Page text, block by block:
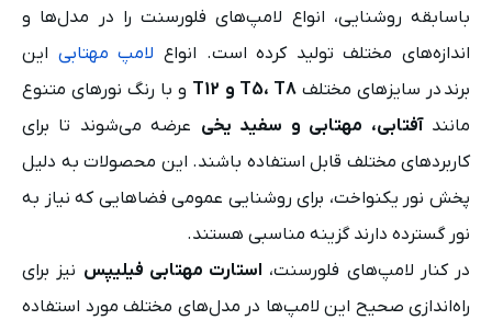
باسابقه روشنایی، انواع لامپ‌های فلورسنت را در مدل‌ها و
اندازه‌های مختلف تولید کرده است. انواع لامپ مهتابی این
برند در سایزهای مختلفT5، T8 و T12
و با رنگ نورهای متنوع
مانندآفتابی، مهتابی و سفید یخی عرضه می‌شوند تا برای
کاربردهای مختلف قابل استفاده باشند. این محصولات به دلیل
پخش نور یکنواخت، برای روشنایی عمومی فضاهایی که نیاز به
نور گسترده دارند گزینه مناسبی هستند.
در کنار لامپ‌های فلورسنت، استارت مهتابی فیلیپس نیز برای
راه‌اندازی صحیح این لامپ‌ها در مدل‌های مختلف مورد استفاده